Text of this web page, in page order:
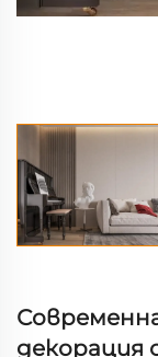
декорация